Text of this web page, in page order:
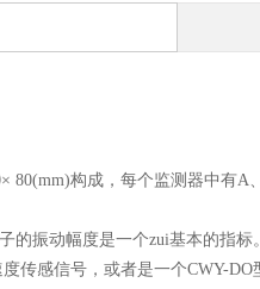
构成，每个监测器中有A
振动幅度是一个zui基本的指标。
传感信号，或者是一个CWY-